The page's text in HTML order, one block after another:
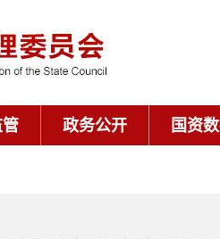
管 政务公开 国资